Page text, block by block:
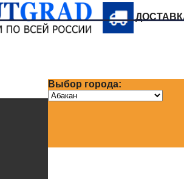
Выбор города: